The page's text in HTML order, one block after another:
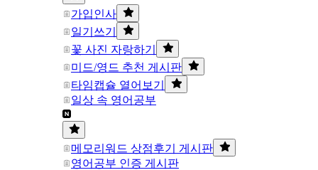
가입인사
일기쓰기
꽃 사진 자랑하기
미드/영드 추천 게시판
타임캡슐 열어보기
일상 속 영어공부
메모리워드 상점후기 게시판
영어공부 인증 게시판